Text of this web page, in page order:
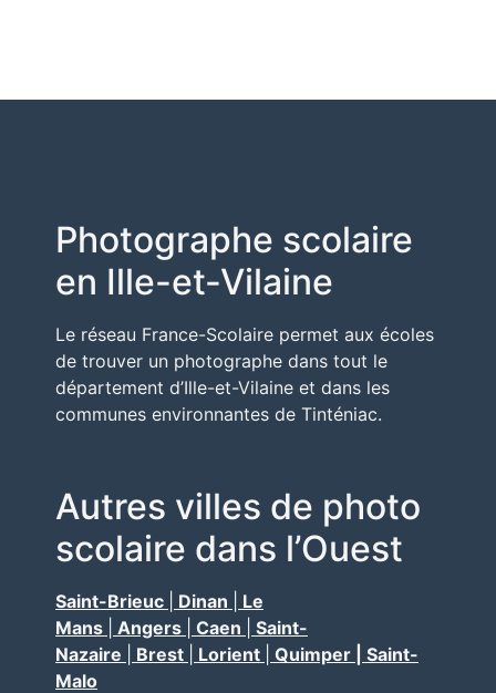
Photographe scolaire
en Ille-et-Vilaine
Le réseau France-Scolaire permet aux écoles
de trouver un photographe dans tout le
département d’Ille-et-Vilaine et dans les
communes environnantes de Tinténiac.
Autres villes de photo
scolaire dans l’Ouest
Saint-Brieuc Dinan
Le
Mans
Angers Caen
Saint-
Nazaire
Brest Lorient
Quimper | Saint-
Malo